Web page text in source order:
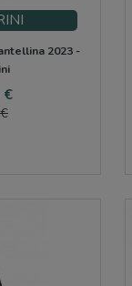
2023 -
€Precio